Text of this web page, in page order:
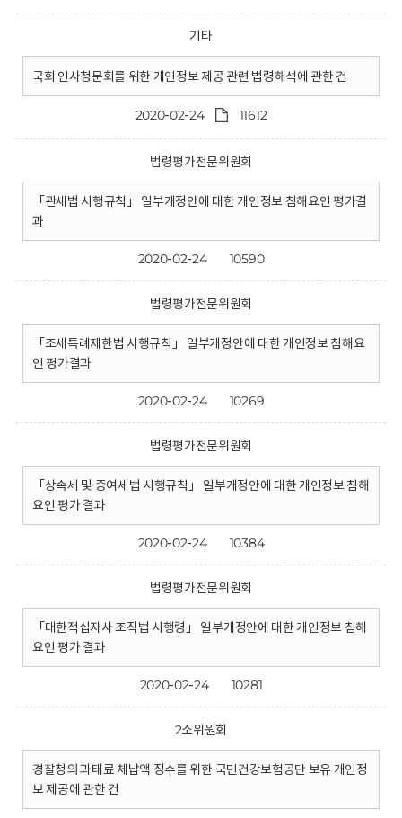
기타
국회 인사청문회를 위한 개인정보 제공 관련 법령해석에 관한 건
2020-02-24 11612
법령평가전문위원회
「관세법 시행규칙」 일부개정안에 대한 개인정보 침해요인 평가결
과
2020-02-24 10590
법령평가전문위원회
「조세특례제한법 시행규칙」 일부개정안에 대한 개인정보 침해요
인 평가결과
2020-02-24 10269
법령평가전문위원회
「상속세 및 증여세법 시행규칙」 일부개정안에 대한 개인정보 침해
요인 평가 결과
2020-02-24 10384
법령평가전문위원회
「대한적십자사 조직법 시행령」 일부개정안에 대한 개인정보 침해
요인 평가 결과
2020-02-24 10281
2소위원회
경찰청의 과태료 체납액 징수를 위한 국민건강보험공단 보유 개인정
보 제공에 관한 건